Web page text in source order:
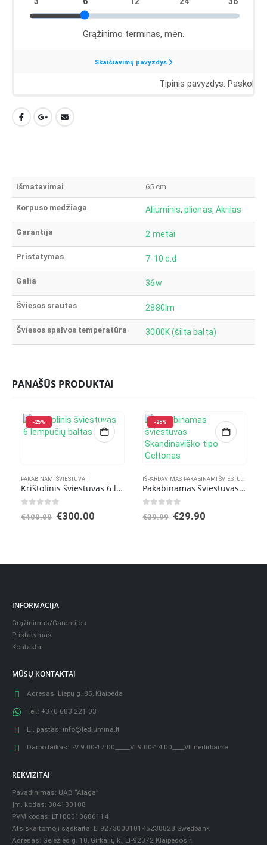
Išmatavimai 65 cm
Korpuso medžiaga Aliuminis,plienas, Akrilas
Garantija 2 metai
Pristatymas 7-10 d.d
Galia 36w
Šviesos srautas 2880lm
Šviesos spalvos temperatūra 3000K (šilta balta)
PANAŠŪS PRODUKTAI
-25%
PAKABINAMI ŠVIESTUVAI
Krištolinis šviestuvas 6 lempučių baltas
out of 5
€400.00 Original
€300.00Current
-25%
IŠPARDAVIMAS PAKABINAMI ŠVIESTUVAI
Pakabinamas šviestuvas Skandinaviško tipo Geltonas
out of 5
€39.99 Original
€29.90Current
INFORMACIJA
Grąžinimas/Garantijos
Pristatymas
Kontaktai
MŪSŲ KONTAKTAI
Adresas: Liepų g. 85, Klaipėda
Tel.: +370 683 221 03
El. paštas: info@ledlumina.lt
Darbo laikas: I-V 9:00-17:00_____VI 9:00-14:00____VII nedirbame
REKVIZITAI
Pavadinimas: UAB “Alaga”
Įm. kodas: 304130108
PVM kodas: LT100010686114
Atsiskaitomoji sąskaita: LT927300010145238828 Swedbank
Adresas: Geležies g. 10, Girkalių k., LT-92372 Klaipėdos r.